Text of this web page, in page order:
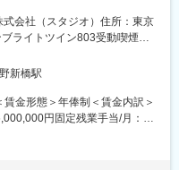
また歴史・日本のタイトルが
大しており、欧米を中心に非
上比率80：20程度、ソフトの
ます。
社であるFLAGSHIP LINE株式
オとして開所しました。
ーとして作画のお仕事をして
出向となります。
会社（スタジオ）住所：東京
の定める事業所（リモートワ
新橋駅
金形態＞年俸制＜賃金内訳＞
円固定残業手当/月：